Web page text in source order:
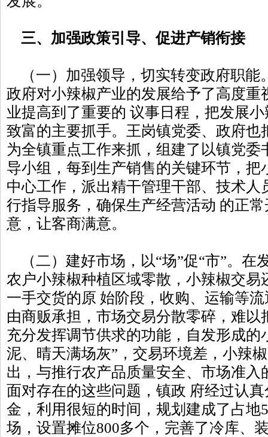
三、加强政策引导、促进产销衔接
（一）加强领导，切实转变政府职能
政府对小辣椒产业的发展给予了高度重
业提高到了重要的 议事日程，把发展
致富的主要抓手。王岗镇党委、政府也
为全镇重点工作来抓，组建了以镇党委
导小组，每到生产销售的关键环节，把
中心工作，派出精干管理干部、技术人
行指导服务，确保生产经营活动 的正
意，让客商满意。
（二）建好市场，以“场”促“市”。在
农户小辣椒种植区域零散，小辣椒交易
一手交货的原 始阶段，收购、运输等
由商贩承担，市场交易分散零碎，难
充分发挥调节供求的功能，自发形成的
泥、晴天满场灰”，交易环境差，小辣
出，与推行农产品质量安全、市场准入
面对存在的这些问题，镇政 府经过认
金，利用很短的时间，规划建成了占地
场，设置摊位800多个，完善了冷库、